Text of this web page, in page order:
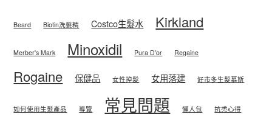
Beard Biotin洗髮精 Costco生髮水 Kirkland
Merber's Mark Minoxidil Pura D'or Regaine
Rogaine 保健品 女性掉髮 女用落建 好市多生髮慕斯
如何使用生髮產品 導覽 常見問題 懶人包 抗禿心得